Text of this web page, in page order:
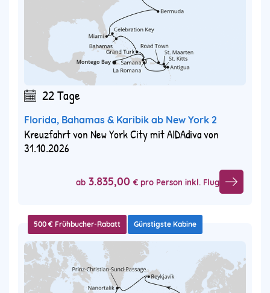
22 Tage
Florida, Bahamas & Karibik ab New York 2
Kreuzfahrt von New York City mit AIDAdiva von
31.10.2026
ab 3.835,00 € pro Person inkl. Flug
500 € Frühbucher-Rabatt Günstigste Kabine